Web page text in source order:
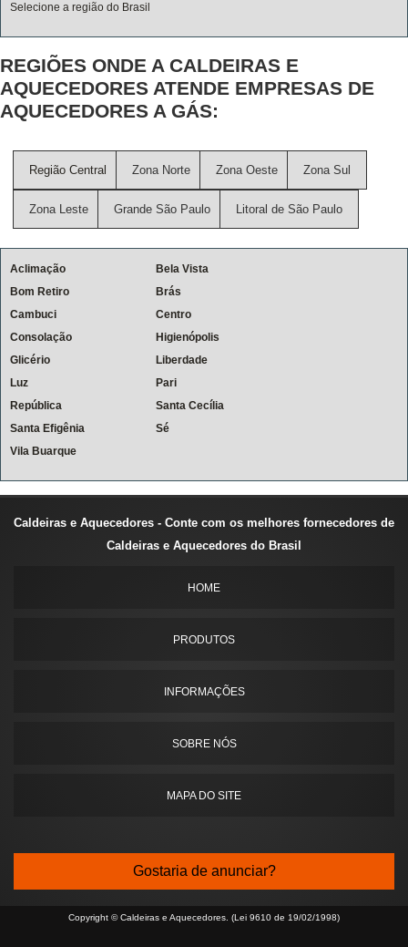
Selecione a região do Brasil
REGIÕES ONDE A CALDEIRAS E
AQUECEDORES ATENDE EMPRESAS DE
AQUECEDORES A GÁS:
Região Central Zona Norte Zona Oeste Zona Sul
Zona Leste Grande São Paulo Litoral de São Paulo
Aclimação
Bela Vista
Bom Retiro
Brás
Cambuci
Centro
Consolação
Higienópolis
Glicério
Liberdade
Luz
Pari
República
Santa Cecília
Santa Efigênia
Sé
Vila Buarque
Caldeiras e Aquecedores - Conte com os melhores fornecedores de
Caldeiras e Aquecedores do Brasil
HOME
PRODUTOS
INFORMAÇÕES
SOBRE NÓS
MAPA DO SITE
Gostaria de anunciar?
Copyright © Caldeiras e Aquecedores. (Lei 9610 de 19/02/1998)